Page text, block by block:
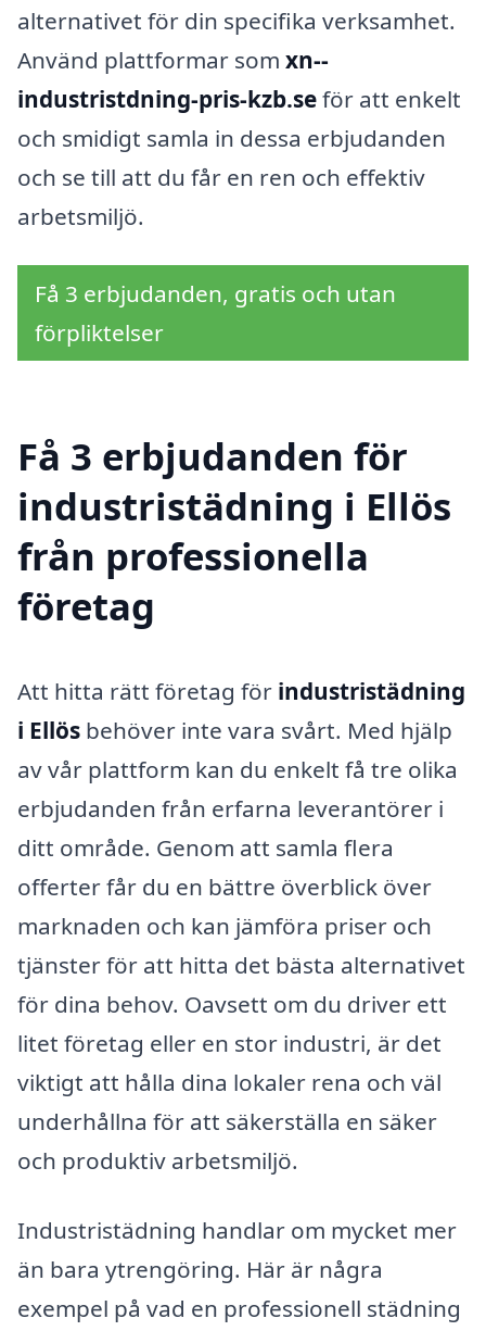
alternativet för din specifika verksamhet.
Använd plattformar som xn--
industristdning-pris-kzb.seför att enkelt
och smidigt samla in dessa erbjudanden
och se till att du får en ren och effektiv
arbetsmiljö.
Få 3 erbjudanden, gratis och utan
förpliktelser
Få 3 erbjudanden för
industristädning i Ellös
från professionella
företag
Att hitta rätt företag för industristädning
i Ellös behöver inte vara svårt. Med hjälp
av vår plattform kan du enkelt få tre olika
erbjudanden från erfarna leverantörer i
ditt område. Genom att samla flera
offerter får du en bättre överblick över
marknaden och kan jämföra priser och
tjänster för att hitta det bästa alternativet
för dina behov. Oavsett om du driver ett
litet företag eller en stor industri, är det
viktigt att hålla dina lokaler rena och väl
underhållna för att säkerställa en säker
och produktiv arbetsmiljö.
Industristädning handlar om mycket mer
än bara ytrengöring. Här är några
exempel på vad en professionell städning